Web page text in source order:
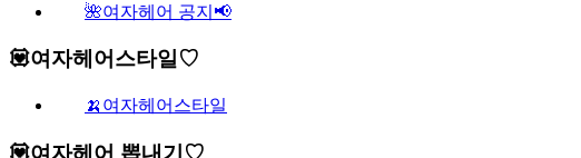
🌺여자헤어 공지📢
💟여자헤어스타일♡
🍌여자헤어스타일
💟여자헤어 뽑내기♡